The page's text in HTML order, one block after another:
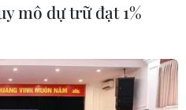
mô dự trữ đạt 1%